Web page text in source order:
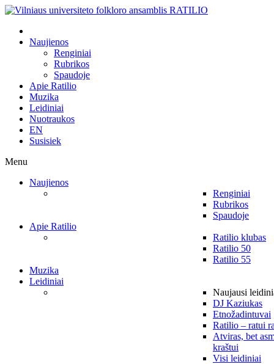
Naujienos
Renginiai
Rubrikos
Spaudoje
Apie Ratilio
Muzika
Leidiniai
Nuotraukos
EN
Susisiek
Menu
Naujienos
Renginiai
Rubrikos
Spaudoje
Apie Ratilio
Ratilio klubas
Ratilio 50
Ratilio 55
Muzika
Leidiniai
Naujausi
DJ Kaziukas
Etnožadintuvai
Ratilio – ratui
Atviras, bet
kraštui
Visi leidiniai